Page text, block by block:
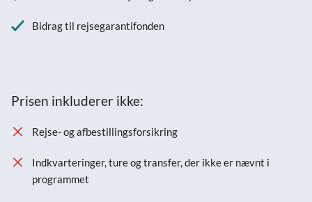
Bidrag til rejsegarantifonden
Prisen inkluderer ikke:
Rejse- og afbestillingsforsikring
Indkvarteringer, ture og transfer, der ikke er nævnt i
programmet